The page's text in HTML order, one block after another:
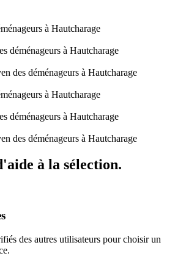
à Hautcharage
déménageurs à Hautcharage
des déménageurs à Hautcharage
à Hautcharage
déménageurs à Hautcharage
des déménageurs à Hautcharage
à la sélection.
des autres utilisateurs pour choisir un